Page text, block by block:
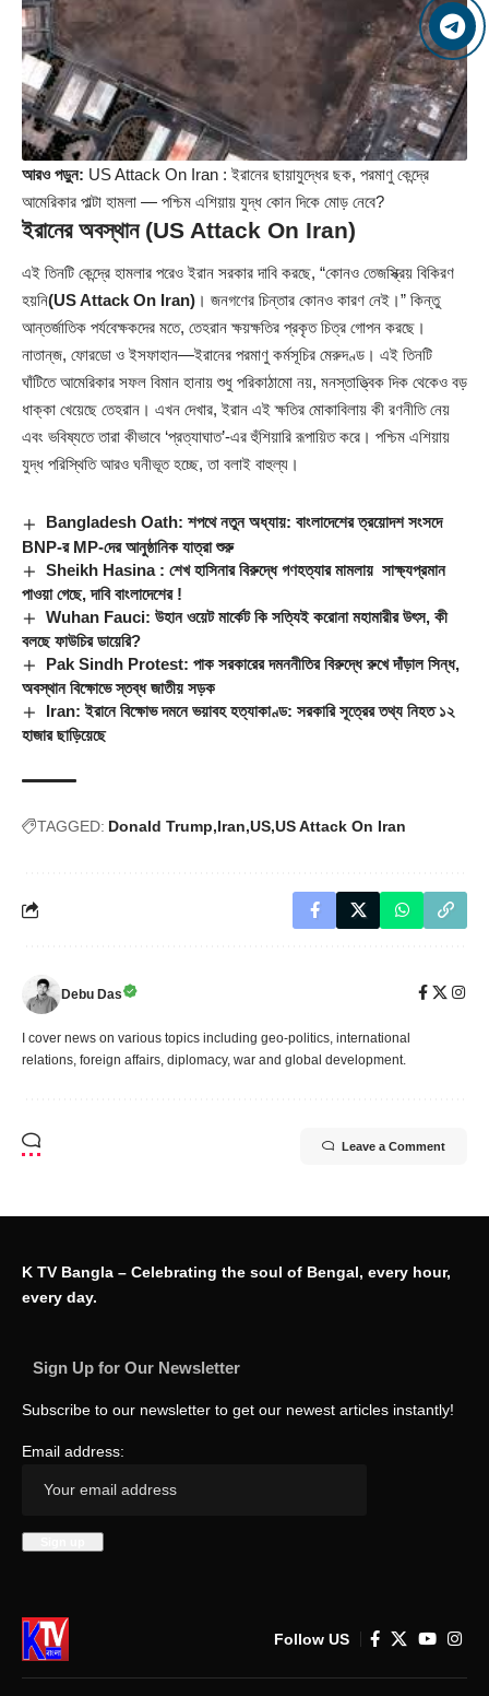
আরও পড়ুন: US Attack On Iran : ইরানের ছায়াযুদ্ধের ছক, পরমাণু কেন্দ্রে
আমেরিকার পাল্টা হামলা — পশ্চিম এশিয়ায় যুদ্ধ কোন দিকে মোড় নেবে?
ইরানের অবস্থান (US Attack On Iran)
এই তিনটি কেন্দ্রে হামলার পরেও ইরান সরকার দাবি করছে, “কোনও তেজস্ক্রিয় বিকিরণ
হয়নি(US Attack On Iran) । জনগণের চিন্তার কোনও কারণ নেই।” কিন্তু
আন্তর্জাতিক পর্যবেক্ষকদের মতে, তেহরান ক্ষয়ক্ষতির প্রকৃত চিত্র গোপন করছে।
নাতান্‌জ, ফোরডো ও ইসফাহান—ইরানের পরমাণু কর্মসূচির মেরুদণ্ড। এই তিনটি
ঘাঁটিতে আমেরিকার সফল বিমান হানায় শুধু পরিকাঠামো নয়, মনস্তাত্ত্বিক দিক থেকেও বড়
ধাক্কা খেয়েছে তেহরান। এখন দেখার, ইরান এই ক্ষতির মোকাবিলায় কী রণনীতি নেয়
এবং ভবিষ্যতে তারা কীভাবে ‘প্রত্যাঘাত’-এর হুঁশিয়ারি রূপায়িত করে। পশ্চিম এশিয়ায়
যুদ্ধ পরিস্থিতি আরও ঘনীভূত হচ্ছে, তা বলাই বাহুল্য।
Bangladesh Oath: শপথে নতুন অধ্যায়: বাংলাদেশের ত্রয়োদশ সংসদে
BNP-র MP-দের আনুষ্ঠানিক যাত্রা শুরু
Sheikh Hasina : শেখ হাসিনার বিরুদ্ধে গণহত্যার মামলায় সাক্ষ্যপ্রমান
পাওয়া গেছে, দাবি বাংলাদেশের !
Wuhan Fauci: উহান ওয়েট মার্কেট কি সত্যিই করোনা মহামারীর উৎস, কী
বলছে ফাউচির ডায়েরি?
Pak Sindh Protest: পাক সরকারের দমননীতির বিরুদ্ধে রুখে দাঁড়াল সিন্ধ,
অবস্থান বিক্ষোভে স্তব্ধ জাতীয় সড়ক
Iran: ইরানে বিক্ষোভ দমনে ভয়াবহ হত্যাকাণ্ড: সরকারি সূত্রের তথ্য নিহত ১২
হাজার ছাড়িয়েছে
TAGGED: Donald Trump Iran US US Attack On Iran
Debu Das
I cover news on various topics including geo-politics, international
relations, foreign affairs, diplomacy, war and global development.
Leave a Comment
K TV Bangla – Celebrating the soul of Bengal, every hour,
every day.
Sign Up for Our Newsletter
Subscribe to our newsletter to get our newest articles instantly!
Email address:
Follow US